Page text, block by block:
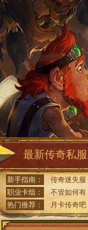
最新传奇私服
新手指南： 传奇迷失服
职业卡组：
不管如何有
热门推荐：
月卡传奇吧